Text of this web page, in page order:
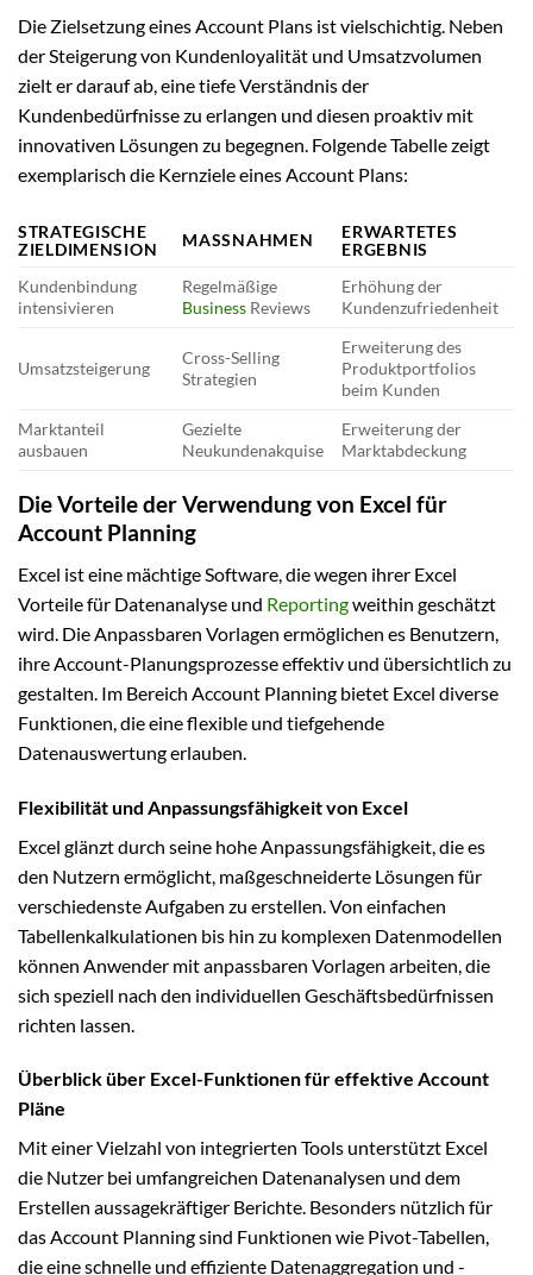
Die Zielsetzung eines Account Plans ist vielschichtig. Neben
der Steigerung von Kundenloyalität und Umsatzvolumen
zielt er darauf ab, eine tiefe Verständnis der
Kundenbedürfnisse zu erlangen und diesen proaktiv mit
innovativen Lösungen zu begegnen. Folgende Tabelle zeigt
exemplarisch die Kernziele eines Account Plans:
STRATEGISCHE
ZIELDIMENSION
MASSNAHMEN
ERWARTETES
ERGEBNIS
Kundenbindung
intensivieren
Regelmäßige
Business Reviews
Erhöhung der
Kundenzufriedenheit
Umsatzsteigerung
Cross-Selling
Strategien
Erweiterung des
Produktportfolios
beim Kunden
Marktanteil
ausbauen
Gezielte
Neukundenakquise
Erweiterung der
Marktabdeckung
Die Vorteile der Verwendung von Excel für
Account Planning
Excel ist eine mächtige Software, die wegen ihrer Excel
Vorteile für Datenanalyse und Reportingweithin geschätzt
wird. Die Anpassbaren Vorlagen ermöglichen es Benutzern,
ihre Account-Planungsprozesse effektiv und übersichtlich zu
gestalten. Im Bereich Account Planning bietet Excel diverse
Funktionen, die eine flexible und tiefgehende
Datenauswertung erlauben.
Flexibilität und Anpassungsfähigkeit von Excel
Excel glänzt durch seine hohe Anpassungsfähigkeit, die es
den Nutzern ermöglicht, maßgeschneiderte Lösungen für
verschiedenste Aufgaben zu erstellen. Von einfachen
Tabellenkalkulationen bis hin zu komplexen Datenmodellen
können Anwender mit anpassbaren Vorlagen arbeiten, die
sich speziell nach den individuellen Geschäftsbedürfnissen
richten lassen.
Überblick über Excel-Funktionen für effektive Account
Pläne
Mit einer Vielzahl von integrierten Tools unterstützt Excel
die Nutzer bei umfangreichen Datenanalysen und dem
Erstellen aussagekräftiger Berichte. Besonders nützlich für
das Account Planning sind Funktionen wie Pivot-Tabellen,
die eine schnelle und effiziente Datenaggregation und -